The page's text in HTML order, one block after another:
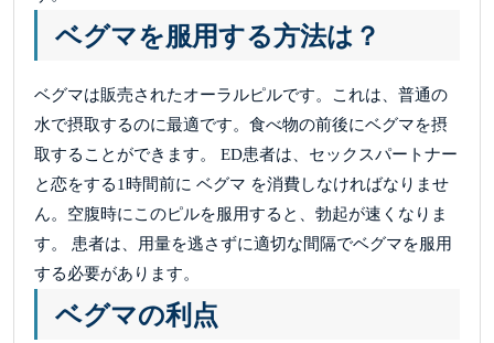
ベグマを服用する方法は？
ベグマは販売されたオーラルピルです。これは、普通の
水で摂取するのに最適です。食べ物の前後にベグマを摂
取することができます。 ED患者は、セックスパートナー
と恋をする1時間前に ベグマ を消費しなければなりませ
ん。空腹時にこのピルを服用すると、勃起が速くなりま
す。 患者は、用量を逃さずに適切な間隔でベグマを服用
する必要があります。
ベグマの利点